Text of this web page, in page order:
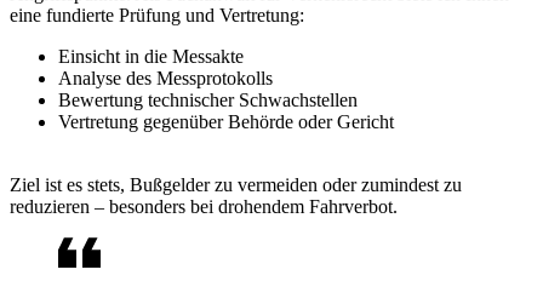
eine fundierte Prüfung und Vertretung:
Einsicht in die Messakte
Analyse des Messprotokolls
Bewertung technischer Schwachstellen
Vertretung gegenüber Behörde oder Gericht
Ziel ist es stets, Bußgelder zu vermeiden oder zumindest zu
reduzieren – besonders bei drohendem Fahrverbot.